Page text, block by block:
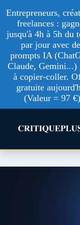
Entrepreneurs,
freelances :
jusqu'à 4h à 5h du
par jour avec
prompts IA
Claude, Gemini...)
à copier-coller.
gratuite
(Valeur = 97 €)